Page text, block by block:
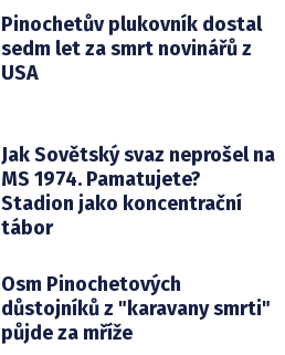
Pinochetův plukovník dostal
sedm let za smrt novinářů z
USA
Jak Sovětský svaz neprošel na
MS 1974. Pamatujete?
Stadion jako koncentrační
tábor
Osm Pinochetových
důstojníků z "karavany smrti"
půjde za mříže